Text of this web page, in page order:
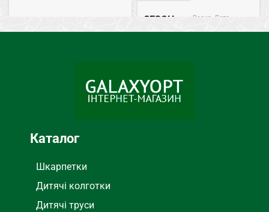
СЕЗОН Весна, Лето
Каталог
Шкарпетки
Дитячі колготки
Дитячі труси